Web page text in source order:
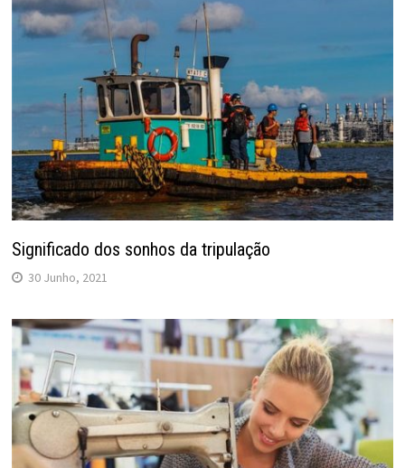
Significado dos sonhos da tripulação
30 Junho, 2021